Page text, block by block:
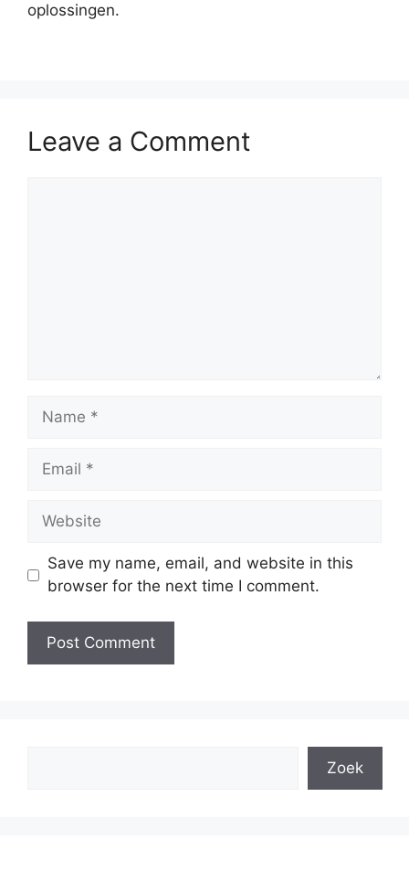
oplossingen.
Leave a Comment
Name
Email
Website
Save my name, email, and website in this
browser for the next time I comment.
Zoek